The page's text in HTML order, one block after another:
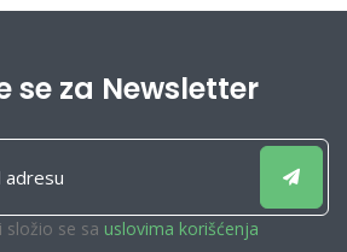
se za Newsletter
složio se sa uslovima korišćenja